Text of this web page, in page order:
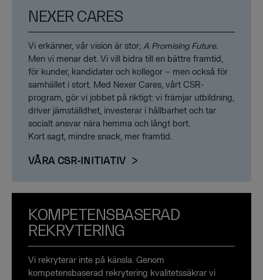
NEXER CARES
Vi erkänner, vår vision är stor; A Promising Future.
Men vi menar det. Vi vill bidra till en bättre framtid,
för kunder, kandidater och kollegor – men också för
samhället i stort. Med Nexer Cares, vårt CSR-
program, gör vi jobbet på riktigt: vi främjar utbildning,
driver jämställdhet, investerar i hållbarhet och tar
socialt ansvar nära hemma och långt bort.
Kort sagt, mindre snack, mer framtid.
VÅRA CSR-INITIATIV
KOMPETENSBASERAD
REKRYTERING
Vi rekryterar inte på känsla. Genom
kompetensbaserad rekrytering kvalitetssäkrar vi